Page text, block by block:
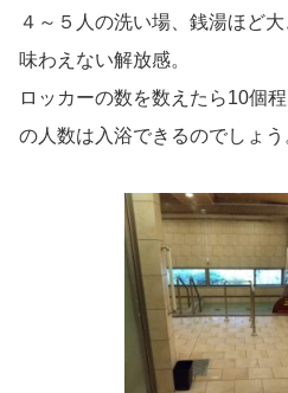
４～５人の洗い場、銭湯ほど
味わえない解放感。
ロッカーの数を数えたら10個
の人数は入浴できるのでしょう